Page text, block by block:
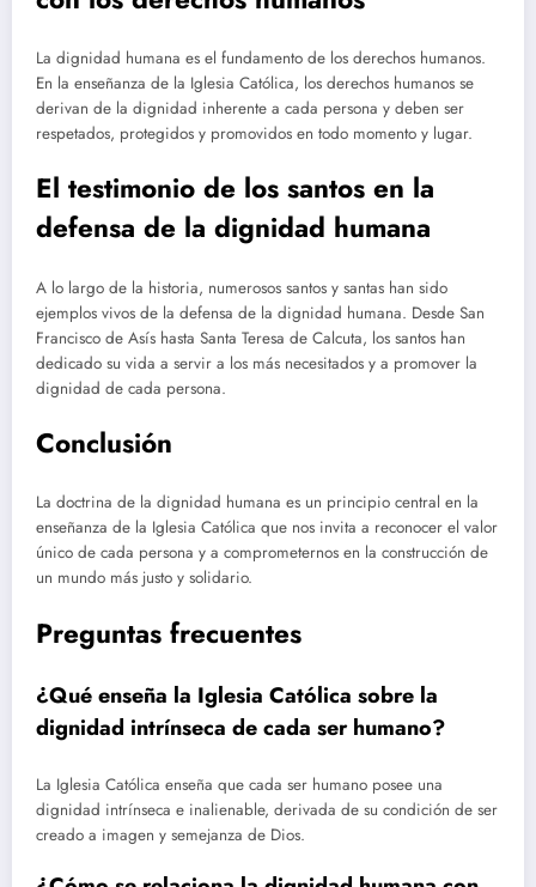
La dignidad humana es el fundamento de los derechos humanos.
En la enseñanza de la Iglesia Católica, los derechos humanos se
derivan de la dignidad inherente a cada persona y deben ser
respetados, protegidos y promovidos en todo momento y lugar.
El testimonio de los santos en la
defensa de la dignidad humana
A lo largo de la historia, numerosos santos y santas han sido
ejemplos vivos de la defensa de la dignidad humana. Desde San
Francisco de Asís hasta Santa Teresa de Calcuta, los santos han
dedicado su vida a servir a los más necesitados y a promover la
dignidad de cada persona.
Conclusión
La doctrina de la dignidad humana es un principio central en la
enseñanza de la Iglesia Católica que nos invita a reconocer el valor
único de cada persona y a comprometernos en la construcción de
un mundo más justo y solidario.
Preguntas frecuentes
¿Qué enseña la Iglesia Católica sobre la
dignidad intrínseca de cada ser humano?
La Iglesia Católica enseña que cada ser humano posee una
dignidad intrínseca e inalienable, derivada de su condición de ser
creado a imagen y semejanza de Dios.